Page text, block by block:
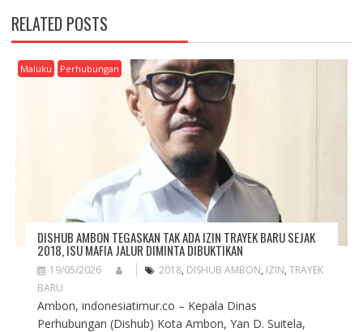
V
I
G
A
T
RELATED POSTS
Maluku Perhubungan
DISHUB AMBON TEGASKAN TAK ADA IZIN TRAYEK BARU SEJAK
2018, ISU MAFIA JALUR DIMINTA DIBUKTIKAN
19/05/2026 2018, DISHUB AMBON, IZIN, TRAYEK
BARU
Ambon, indonesiatimur.co – Kepala Dinas
Perhubungan (Dishub) Kota Ambon, Yan D. Suitela,